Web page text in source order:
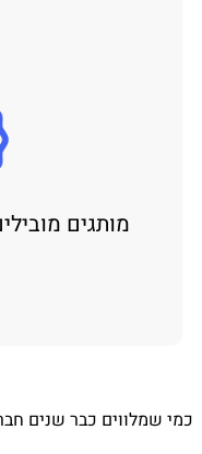
מותגים
שמלווים כבר שנים